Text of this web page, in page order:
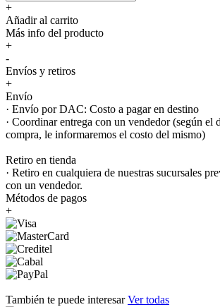
+
Añadir al carrito
Más info del producto
+
-
Envíos y retiros
+
Envío
· Envío por DAC: Costo a pagar en destino
· Coordinar entrega con un vendedor (según el
compra, le informaremos el costo del mismo)
Retiro en tienda
· Retiro en cualquiera de nuestras sucursales
con un vendedor.
Métodos de pagos
+
También te puede interesarVer todas